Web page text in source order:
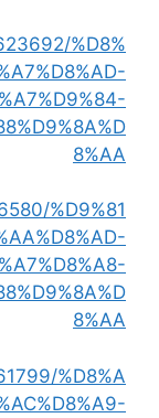
%D8%
8%AA
%D9%81
8%AA
%D8%A